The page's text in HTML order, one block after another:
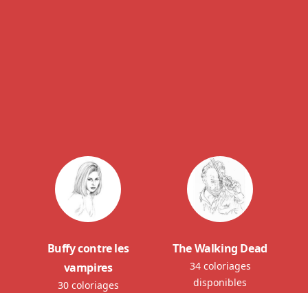
Buffy contre les
vampires
30 coloriages
The Walking Dead
34 coloriages
disponibles